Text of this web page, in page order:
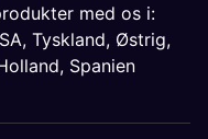
med os i:
, Tyskland, Østrig,
, Spanien